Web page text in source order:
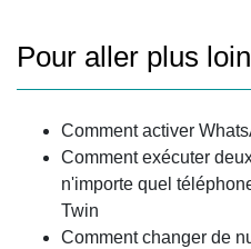
Pour aller plus
Comment activer
Comment exécuter
n'importe quel
Twin
Comment changer de